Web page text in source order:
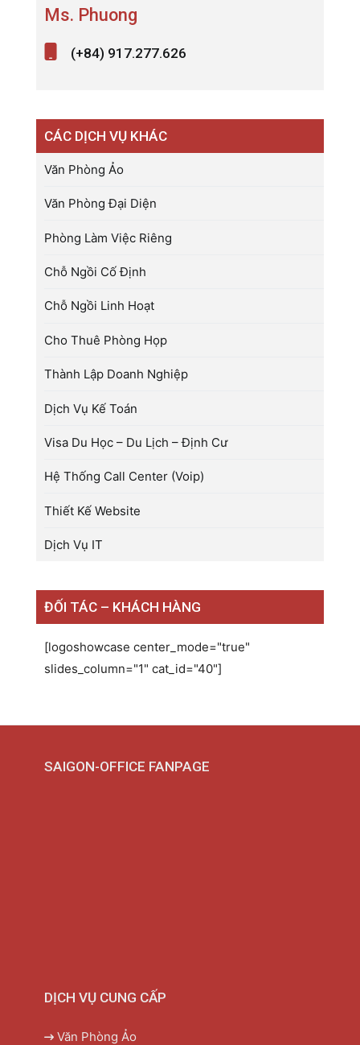
Ms. Phuong
(+84) 917.277.626
CÁC DỊCH VỤ KHÁC
Văn Phòng Ảo
Văn Phòng Đại Diện
Phòng Làm Việc Riêng
Chỗ Ngồi Cố Định
Chỗ Ngồi Linh Hoạt
Cho Thuê Phòng Họp
Thành Lập Doanh Nghiệp
Dịch Vụ Kế Toán
Visa Du Học – Du Lịch – Định Cư
Hệ Thống Call Center (Voip)
Thiết Kế Website
Dịch Vụ IT
ĐỐI TÁC – KHÁCH HÀNG
[logoshowcase center_mode="true"
slides_column="1" cat_id="40"]
SAIGON-OFFICE FANPAGE
DỊCH VỤ CUNG CẤP
Văn Phòng Ảo